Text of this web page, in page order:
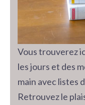
Vous trouverez
les jours et des
main avec listes
Retrouvez le